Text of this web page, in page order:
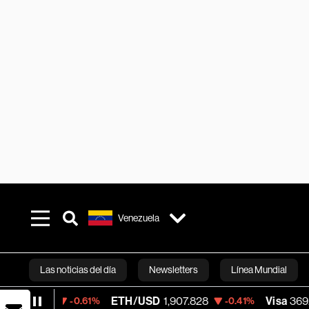
Venezuela
Las noticias del día Newsletters Línea Mundial
Bloomberg
ETH/USD 1,907.828 -0.41% Visa 369.535